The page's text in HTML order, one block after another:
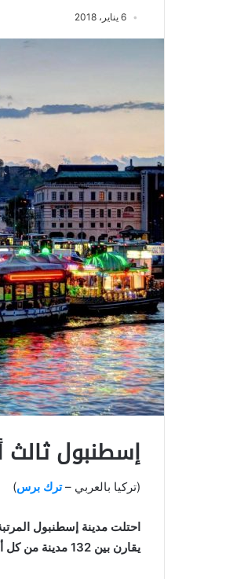
6 يناير، 2018
إسطنبول ثالث
(تركيا بالعربي –ترك برس)
يقارن بين 132 مدينة من كل أنحاء العالم.